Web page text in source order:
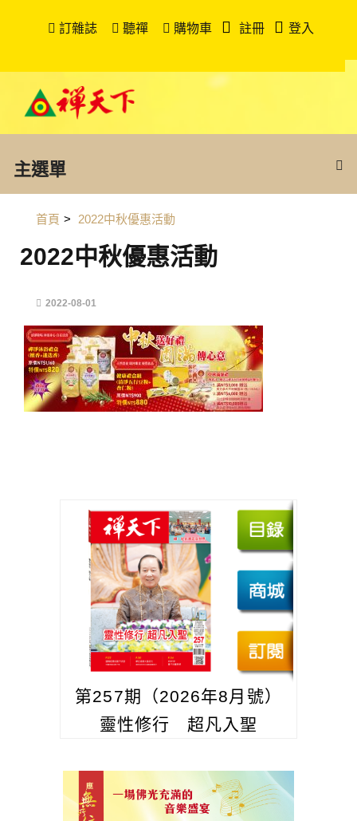
訂雜誌 聽禪 購物車 註冊 登入
主選單
首頁 > 2022中秋優惠活動
2022中秋優惠活動
2022-08-01
第257期（2026年8月號）
靈性修行 超凡入聖